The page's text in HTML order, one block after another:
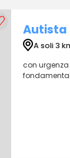
Autista
A soli 3
con